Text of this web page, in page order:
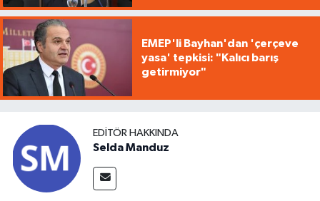
EMEP'li Bayhan'dan 'çerçeve
yasa' tepkisi: "Kalıcı barış
getirmiyor"
EDITÖR HAKKINDA
Selda Manduz